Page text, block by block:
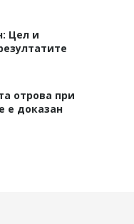
Цел и
отрова при
е доказан